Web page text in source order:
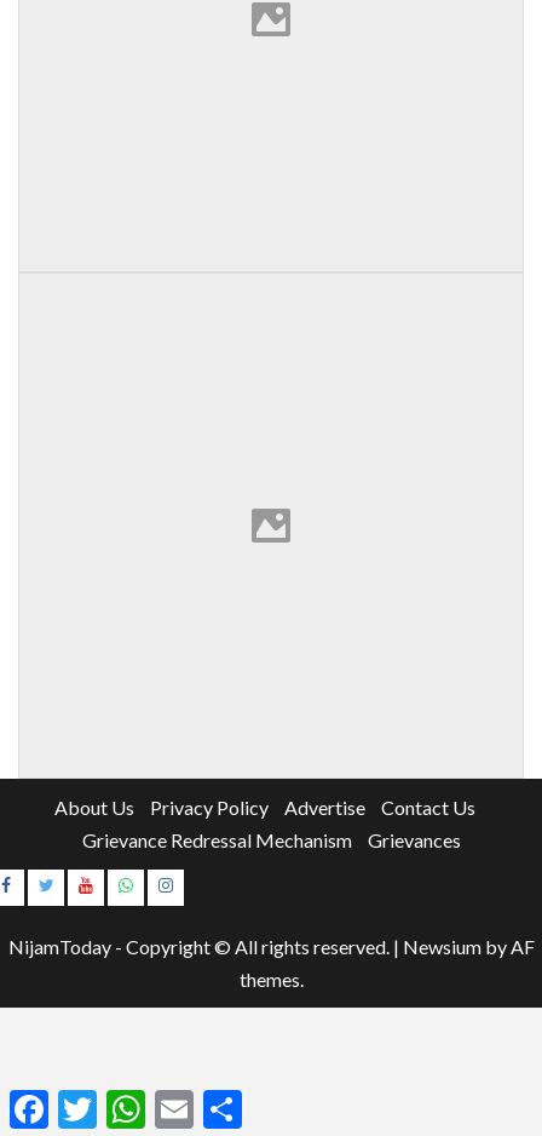
About Us Privacy Policy Advertise
Contact Us
Grievance Redressal Mechanism
Grievances
Instagram
NijamToday - Copyright © All rights reserved. | Newsiumby AF
themes.
FacebookTwitterWhatsApp
Email